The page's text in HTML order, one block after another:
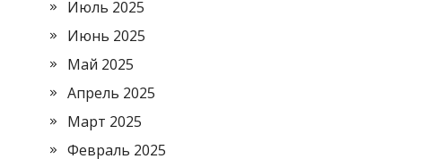
Июль 2025
Июнь 2025
Май 2025
Апрель 2025
Март 2025
Февраль 2025